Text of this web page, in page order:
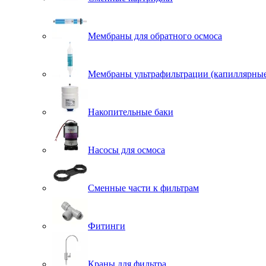
Мембраны для обратного осмоса
Мембраны ультрафильтрации
Накопительные баки
Насосы для осмоса
Сменные части к фильтрам
Фитинги
Краны для фильтра